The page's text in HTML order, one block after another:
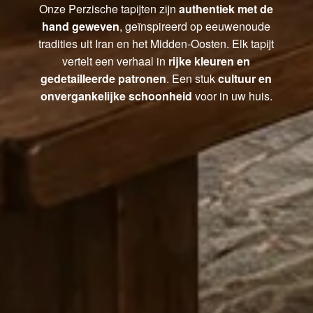
Onze Perzische tapijten zijnauthentiek met de
hand geweven, geïnspireerd op eeuwenoude
tradities uit Iran en het Midden-Oosten. Elk tapijt
vertelt een verhaal in rijke kleuren en
gedetailleerde patronen. Een stukcultuur en
onvergankelijke schoonheid voor in uw huis.